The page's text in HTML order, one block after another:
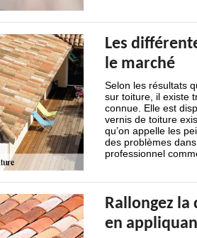
Les
le marché
Selon les résultats
sur toiture, il existe
connue. Elle est
vernis de toiture
qu’on appelle les
des problèmes
professionnel
Rallongez
en